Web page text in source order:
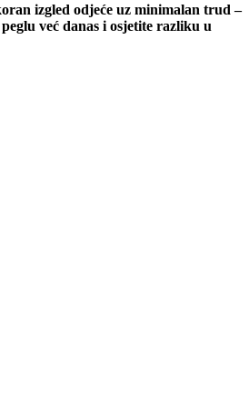
izgled odjeće uz minimalan trud –
već danas i osjetite razliku u